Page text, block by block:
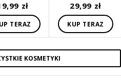
zł
TERAZ
29,99 zł
KUP TERAZ
KOSMETYKI